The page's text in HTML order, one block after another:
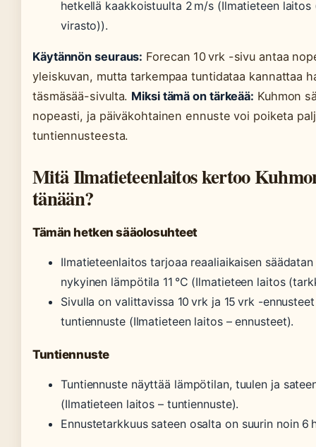
hetkellä kaakkoistuulta 2 m/s (Ilmatieteen laitos
virasto)).
Käytännön seuraus: Forecan 10 vrk -sivu antaa
yleiskuvan, mutta tarkempaa tuntidataa kannattaa
täsmäsää-sivulta. Miksi tämä on tärkeää: Kuhmon
nopeasti, ja päiväkohtainen ennuste voi poiketa
tuntiennusteesta.
Mitä Ilmatieteenlaitos kertoo
tänään?
Tämän hetken sääolosuhteet
Ilmatieteenlaitos tarjoaa reaaliaikaisen säädatan
nykyinen lämpötila 11 °C (Ilmatieteen laitos
Sivulla on valittavissa 10 vrk ja 15 vrk -
tuntiennuste (Ilmatieteen laitos – ennusteet).
Tuntiennuste
Tuntiennuste näyttää lämpötilan, tuulen ja
(Ilmatieteen laitos – tuntiennuste).
Ennustetarkkuus sateen osalta on suurin noin 6